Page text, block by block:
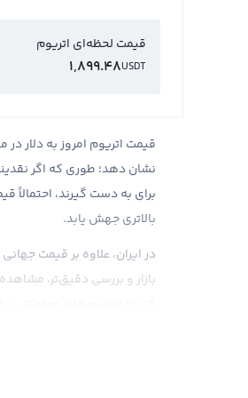
قیمت لحظه‌ای اتریوم
USDT
1,899.48
قیمت اتریوم امروز به دلار
نشان دهد؛ طوری‌ که اگر
برای به دست گیرند،
بالاتری جهش یابد.
در ایران، علاوه بر قیمت
بازار و بررسی دقیق‌تر، مشاهده